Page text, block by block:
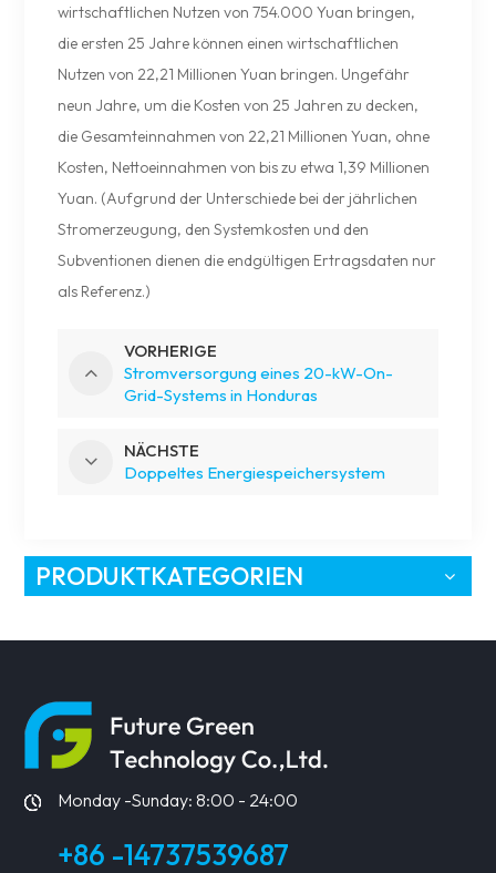
wirtschaftlichen Nutzen von 754.000 Yuan bringen,
die ersten 25 Jahre können einen wirtschaftlichen
Nutzen von 22,21 Millionen Yuan bringen. Ungefähr
neun Jahre, um die Kosten von 25 Jahren zu decken,
die Gesamteinnahmen von 22,21 Millionen Yuan, ohne
Kosten, Nettoeinnahmen von bis zu etwa 1,39 Millionen
Yuan. (Aufgrund der Unterschiede bei der jährlichen
Stromerzeugung, den Systemkosten und den
Subventionen dienen die endgültigen Ertragsdaten nur
als Referenz.)
VORHERIGE
Stromversorgung eines 20-kW-On-
Grid-Systems in Honduras
NÄCHSTE
Doppeltes Energiespeichersystem
PRODUKTKATEGORIEN
Monday -Sunday: 8:00 - 24:00
+86 -14737539687